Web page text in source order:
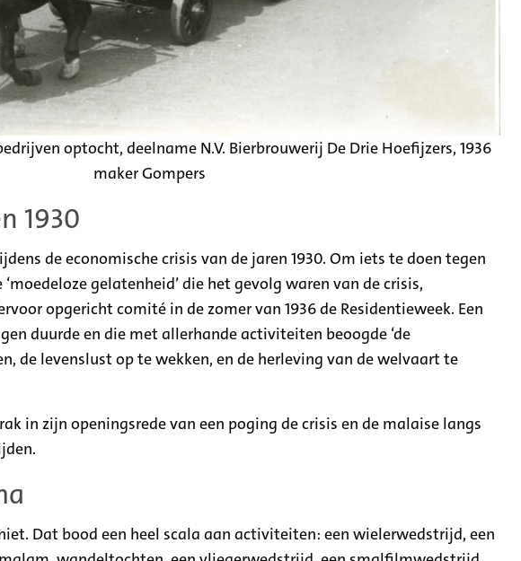
optocht, deelname N.V. Bierbrouwerij De Drie Hoefijzers, 1936
maker Gompers
1930
de economische crisis van de jaren 1930. Om iets te doen tegen
‘moedeloze gelatenheid’ die het gevolg waren van de crisis,
opgericht comité in de zomer van 1936 de Residentieweek. Een
duurde en die met allerhande activiteiten beoogde ‘de
de levenslust op te wekken, en de herleving van de welvaart te
in zijn openingsrede van een poging de crisis en de malaise langs
Dat bood een heel scala aan activiteiten: een wielerwedstrijd, een